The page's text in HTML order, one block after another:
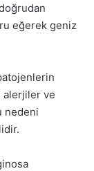
eğerek geniz
alerjiler ve
nedeni